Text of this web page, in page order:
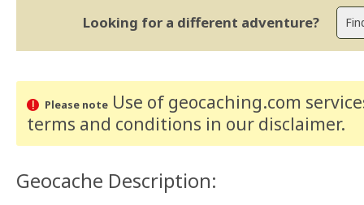
Looking for a different adventure?
Please noteUse of geocaching.com
terms and conditions in our disclaimer.
Geocache Description: